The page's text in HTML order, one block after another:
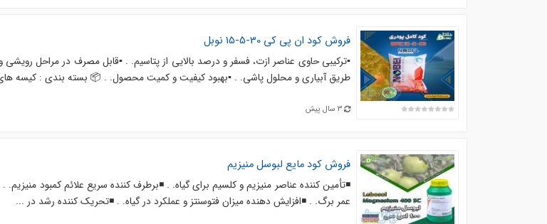
فروش کود ان پی کی 30-5-15 نوبل
▪️ترکیبی حاوی عناصر ازت، فسفر و درصد بالایی از پتاسیم. . ▪️قابل مصرف در مراحل رویشی
طریق آبیاری و محلول پاشی. . ▪️بهبود کیفیت و کمیت محصول. . 📦 بسته بندی : کیسه های 10
3 سال پیش
فروش کود مایع لبوسل منیزیم
◾️تأمین کننده عناصر منیزیم و کلسیم برای گیاه. . ◾️برطرف کننده سریع علائم کمبود
عمر برگ. . ◾️افزایش دهنده میزان فتوسنتز و عملکرد در گیاه. . ◾️تحریک کننده رشد در ...